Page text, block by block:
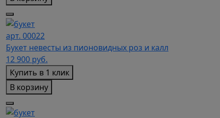
арт. 00022
Букет невесты из пионовидных роз и калл
12 900 руб.
Купить в 1 клик
В корзину